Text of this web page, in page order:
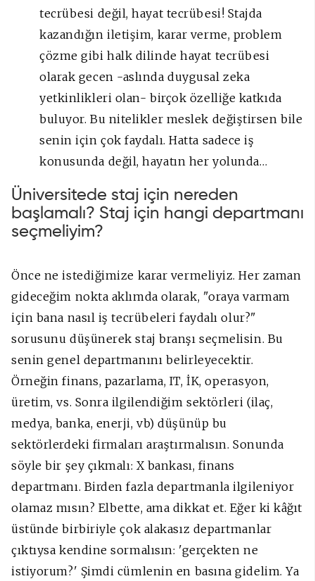
tecrübesi değil, hayat tecrübesi! Stajda
kazandığın iletişim, karar verme, problem
çözme gibi halk dilinde hayat tecrübesi
olarak gecen -aslında duygusal zeka
yetkinlikleri olan- birçok özelliğe katkıda
buluyor. Bu nitelikler meslek değiştirsen bile
senin için çok faydalı. Hatta sadece iş
konusunda değil, hayatın her yolunda…
Üniversitede staj için nereden
başlamalı? Staj için hangi departmanı
seçmeliyim?
Önce ne istediğimize karar vermeliyiz. Her zaman
gideceğim nokta aklımda olarak, "oraya varmam
için bana nasıl iş tecrübeleri faydalı olur?"
sorusunu düşünerek staj branşı seçmelisin. Bu
senin genel departmanını belirleyecektir.
Örneğin finans, pazarlama, IT, İK, operasyon,
üretim, vs. Sonra ilgilendiğim sektörleri (ilaç,
medya, banka, enerji, vb) düşünüp bu
sektörlerdeki firmaları araştırmalısın. Sonunda
söyle bir şey çıkmalı: X bankası, finans
departmanı. Birden fazla departmanla ilgileniyor
olamaz mısın? Elbette, ama dikkat et. Eğer ki kâğıt
üstünde birbiriyle çok alakasız departmanlar
çıktıysa kendine sormalısın: 'gerçekten ne
istiyorum?' Şimdi cümlenin en basına gidelim. Ya